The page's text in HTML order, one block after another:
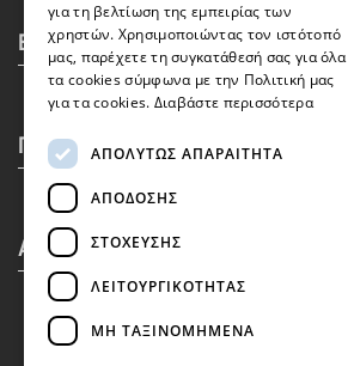
Executive MBA
Πληροφορίες
Απόφοιτοι
για τη βελτίωση της εμπειρίας των
χρηστών. Χρησιμοποιώντας τον ιστότοπό
μας, παρέχετε τη συγκατάθεσή σας για όλα
τα cookies σύμφωνα με την Πολιτική μας
για τα cookies. Διαβάστε περισσότερα
ΑΠΟΛΎΤΩΣ ΑΠΑΡΑΊΤΗΤΑ
ΑΠΌΔΟΣΗΣ
ΣΤΌΧΕΥΣΗΣ
ΛΕΙΤΟΥΡΓΙΚΌΤΗΤΑΣ
ΜΗ ΤΑΞΙΝΟΜΗΜΈΝΑ